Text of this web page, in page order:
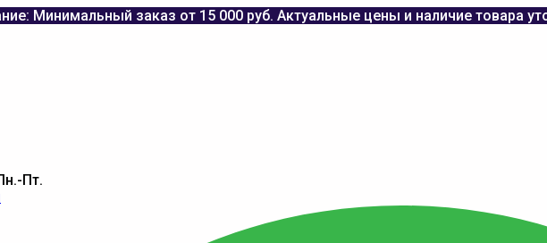
Минимальный заказ от 15 000 руб. Актуальные цены и наличие товара
Пт.